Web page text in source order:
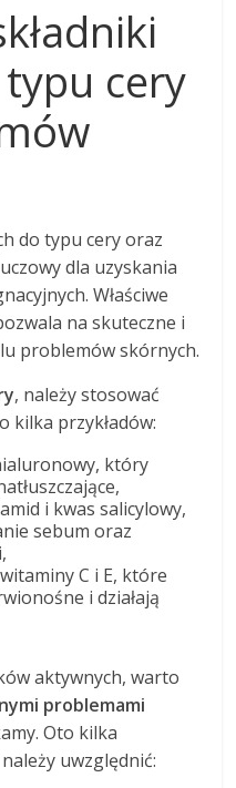
cery
do typu cery oraz
dla uzyskania
Właściwe
na skuteczne i
problemów skórnych.
, należy stosować
kilka przykładów:
który
i kwas salicylowy,
sebum oraz
C i E, które
i działają
aktywnych, warto
problemami
Oto kilka
uwzględnić: